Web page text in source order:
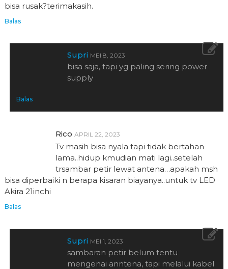
bisa rusak?terimakasih.
Balas
Supri MEI 8, 2023
bisa saja, tapi yg paling sering power
supply
Balas
Rico APRIL 22, 2023
Tv masih bisa nyala tapi tidak bertahan
lama..hidup kmudian mati lagi..setelah
trsambar petir lewat antena…apakah msh
bisa diperbaiki n berapa kisaran biayanya..untuk tv LED
Akira 21inchi
Balas
Supri MEI 1, 2023
sambaran petir belum tentu
mengenai anntena, tapi melalui kabel